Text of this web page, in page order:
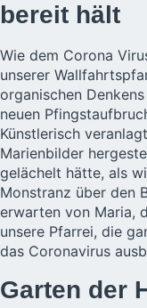
bereit hält
Wie dem Corona
unserer
organischen
neuen
Künstlerisch
Marienbilder
gelächelt hätte, als
Monstranz über den
erwarten von Maria,
unsere Pfarrei, die
das Coronavirus
Garten der